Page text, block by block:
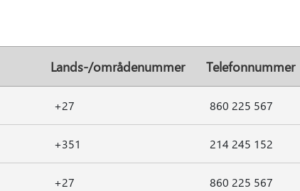
Lands-/områdenummer Telefonnummer
+27 860 225 567
+351 214 245 152
+27 860 225 567